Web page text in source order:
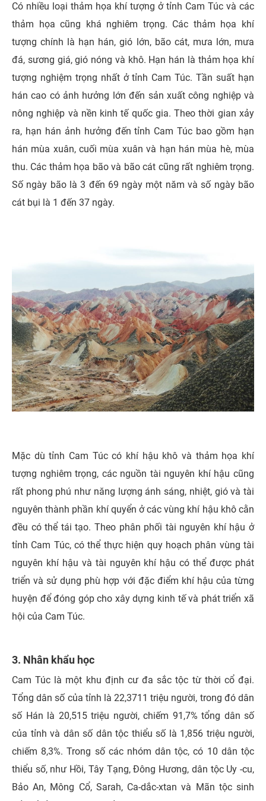
Có nhiều loại thảm họa khí tượng ở tỉnh Cam Túc và các
thảm họa cũng khá nghiêm trọng. Các thảm họa khí
tượng chính là hạn hán, gió lớn, bão cát, mưa lớn, mưa
đá, sương giá, gió nóng và khô. Hạn hán là thảm họa khí
tượng nghiệm trọng nhất ở tỉnh Cam Túc. Tần suất hạn
hán cao có ảnh hưởng lớn đến sản xuất công nghiệp và
nông nghiệp và nền kinh tế quốc gia. Theo thời gian xảy
ra, hạn hán ảnh hưởng đến tỉnh Cam Túc bao gồm hạn
hán mùa xuân, cuối mùa xuân và hạn hán mùa hè, mùa
thu. Các thảm họa bão và bão cát cũng rất nghiêm trọng.
Số ngày bão là 3 đến 69 ngày một năm và số ngày bão
cát bụi là 1 đến 37 ngày.
Mặc dù tỉnh Cam Túc có khí hậu khô và thảm họa khí
tượng nghiêm trọng, các nguồn tài nguyên khí hậu cũng
rất phong phú như năng lượng ánh sáng, nhiệt, gió và tài
nguyên thành phần khí quyển ở các vùng khí hậu khô cằn
đều có thể tái tạo. Theo phân phối tài nguyên khí hậu ở
tỉnh Cam Túc, có thể thực hiện quy hoạch phân vùng tài
nguyên khí hậu và tài nguyên khí hậu có thể được phát
triển và sử dụng phù hợp với đặc điểm khí hậu của từng
huyện để đóng góp cho xây dựng kinh tế và phát triển xã
hội của Cam Túc.
3. Nhân khẩu học
Cam Túc là một khu định cư đa sắc tộc từ thời cổ đại.
Tổng dân số của tỉnh là 22,3711 triệu người, trong đó dân
số Hán là 20,515 triệu người, chiếm 91,7% tổng dân số
của tỉnh và dân số dân tộc thiểu số là 1,856 triệu người,
chiếm 8,3%. Trong số các nhóm dân tộc, có 10 dân tộc
thiểu số, như Hồi, Tây Tạng, Đông Hương, dân tộc Uy -cu,
Bảo An, Mông Cổ, Sarah, Ca-dắc-xtan và Mãn tộc sinh